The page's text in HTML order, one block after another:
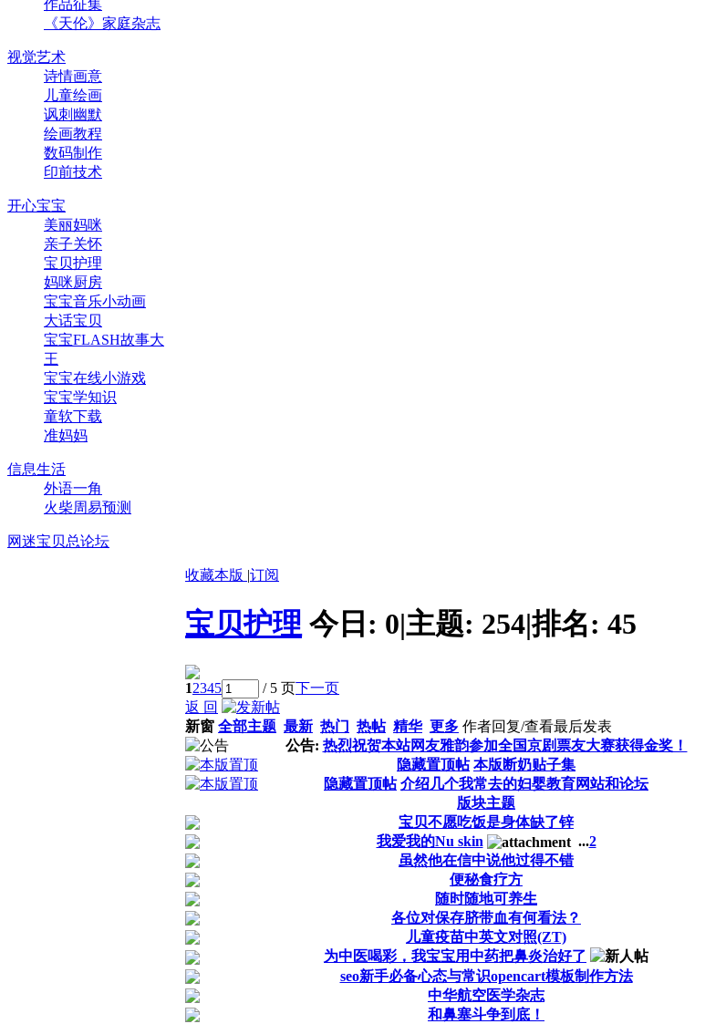
作品征集
《天伦》家庭杂志
视觉艺术
诗情画意
儿童绘画
讽刺幽默
绘画教程
数码制作
印前技术
开心宝宝
美丽妈咪
亲子关怀
宝贝护理
妈咪厨房
宝宝音乐小动画
大话宝贝
宝宝FLASH故事大
王
宝宝在线小游戏
宝宝学知识
童软下载
准妈妈
信息生活
外语一角
火柴周易预测
网迷宝贝总论坛
收藏本版 |订阅
宝贝护理 今日: 0|主题: 254|排名: 45
12345 / 5 页下一页
返 回
新窗 全部主题 最新 热门 热帖 精华 更多 作者回复/查看最后发表
公告: 热烈祝贺本站网友雅韵参加全国京剧票友大赛获得金奖！
隐藏置顶帖 本版断奶贴子集
隐藏置顶帖 介绍几个我常去的妇婴教育网站和论坛
版块主题
宝贝不愿吃饭是身体缺了锌
我爱我的Nu skin
...2
虽然他在信中说他过得不错
便秘食疗方
随时随地可养生
各位对保存脐带血有何看法？
儿童疫苗中英文对照(ZT)
为中医喝彩，我宝宝用中药把鼻炎治好了
seo新手必备心态与常识opencart模板制作方法
中华航空医学杂志
和鼻塞斗争到底！